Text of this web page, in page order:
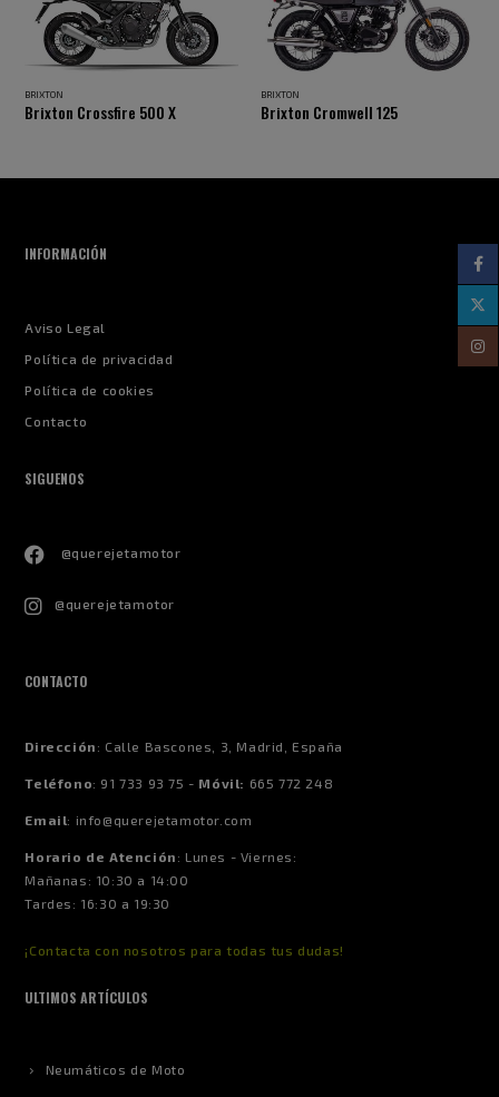
BRIXTON
Brixton Cromwell 125
BRIXTON
Brixton Sunray 125
INFORMACIÓN
Aviso Legal
Política de privacidad
Política de cookies
Contacto
SIGUENOS
@querejetamotor
@querejetamotor
CONTACTO
Dirección : Calle Bascones, 3, Madrid, España
Teléfono: 91 733 93 75 - Móvil: 665 772 248
Email: info@querejetamotor.com
Horario de Atención : Lunes - Viernes:
Mañanas: 10:30 a 14:00
Tardes: 16:30 a 19:30
¡Contacta con nosotros para todas tus dudas!
ULTIMOS ARTÍCULOS
Neumáticos de Moto